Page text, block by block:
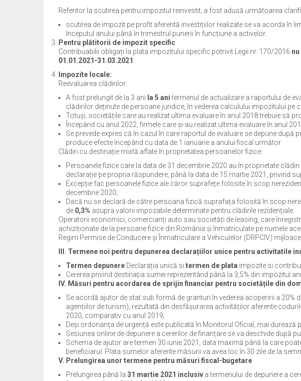
Referitor la scutirea pentru impozitul reinvestit, a fost adusă următoarea
scutirea de impozit pe profit aferentă investițiilor realizate se va acorda în
începutul anului până în trimestrul punerii în funcțiune a activelor.
Pentru plătitorii de impozit specific
Contribuabilii obligați la plata impozitului specific potrivit Legii nr. 170/2016
01.01.2021-31.03.2021 .
Impozite locale:
Reevaluarea clădirilor:
A fost prelungit de la 3 ani la 5 anitermenul de actualizare a raportului de
clădirilor deținute de persoane juridice, în vederea calculului impozitului pe
Totuși, societățile care au realizat ultima evaluare în anul 2018 trebuie să
Începând cu anul 2022, firmele care și-au realizat ultima evaluare în anul
Se prevede expres că în cazul în care raportul de evaluare se depune după
produce efecte începând cu data de 1 ianuarie a anului fiscal următor.
Clădiri cu destinație mixtă aflate în proprietatea persoanelor fizice:
Persoanele fizice care la data de 31 decembrie 2020 au în proprietate
declarație pe propria răspundere, până la data de 15 martie 2021, privind
Excepție fac persoanele fizice ale căror suprafețe folosite în scop
decembrie 2020;
Dacă nu se declară de către persoana fizică suprafața folosită în scop
de 0,3% asupra valorii impozabile determinate pentru clădirile rezidențiale.
Operatorii economici, comercianți auto sau societăți de leasing, care
achiziționate de la persoane fizice din România și înmatriculate pe numele
Regim Permise de Conducere și Înmatriculare a Vehiculelor (DRPCIV)
III. Termene noi pentru depunerea declarațiilor unice pentru activitatile
Termen depunere Declarația unică si termen de plata impozite si
Cererea privind destinația sumei reprezentând până la 3,5% din impozitul
IV. Măsuri pentru acordarea de sprijin financiar pentru societățile din
Se acordă ajutor de stat sub formă de granturi în vederea acoperirii a 20%
agențiilor de turism), rezultată din desfășurarea activităților aferente
2020, comparativ cu anul 2019;
Deși ordonanța de urgență este publicată în Monitorul Oficial, mai durează
Sesiunea online de depunere a cererilor de finanțare se va deschide după
Schema de ajutor are termen 30 iunie 2021, data maximă până la care
beneficiarul. Plata sumelor aferente măsurii va avea loc în 30 zile de la
V. Prelungirea unor termene pentru măsuri fiscal-bugetare
Prelungirea până la 31 martie 2021 inclusiv a termenului de depunere a